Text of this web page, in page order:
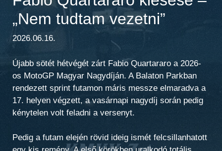
„Nem tudtam vezetni”
2026.06.16.
Újabb sötét hétvégét zárt Fabio Quartararo a 2026-
os MotoGP Magyar Nagydíján. A Balaton Parkban
rendezett sprint futamon máris messze elmaradva a
17. helyen végzett, a vasárnapi nagydíj során pedig
kénytelen volt feladni a versenyt.
Pedig a futam elején rövid ideig ismét felcsillanhatott